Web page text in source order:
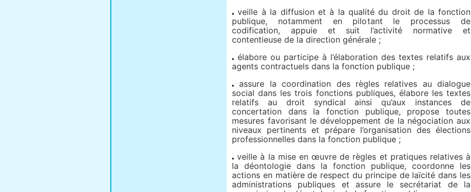
veille à la diffusion et à la qualité du droit de la fonction
publique, notamment en pilotant le processus de
codification, appuie et suit l’activité normative et
contentieuse de la direction générale ;
élabore ou participe à l’élaboration des textes relatifs aux
agents contractuels dans la fonction publique ;
assure la coordination des règles relatives au dialogue
social dans les trois fonctions publiques, élabore les textes
relatifs au droit syndical ainsi qu’aux instances de
concertation dans la fonction publique, propose toutes
mesures favorisant le développement de la négociation aux
niveaux pertinents et prépare l’organisation des élections
professionnelles dans la fonction publique ;
veille à la mise en œuvre de règles et pratiques relatives à
la déontologie dans la fonction publique, coordonne les
actions en matière de respect du principe de laïcité dans les
administrations publiques et assure le secrétariat de la